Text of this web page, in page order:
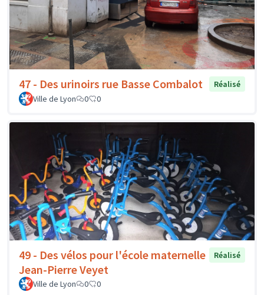
47 - Des urinoirs rue Basse Combalot
Réalisé
Ville de Lyon
0 0
49 - Des vélos pour l'école maternelle
Jean-Pierre Veyet
Réalisé
Ville de Lyon 0 0